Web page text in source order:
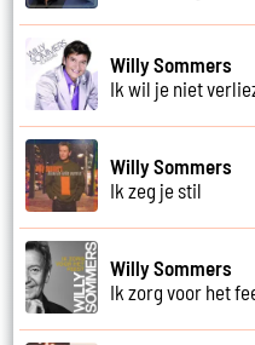
Willy Sommers
Ik wil je niet
Willy Sommers
Ik zeg je stil
Willy Sommers
Ik zorg voor het